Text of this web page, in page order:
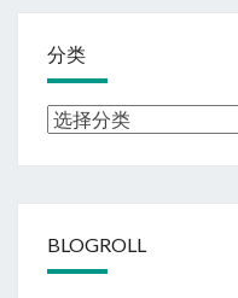
分类
分
BLOGROLL